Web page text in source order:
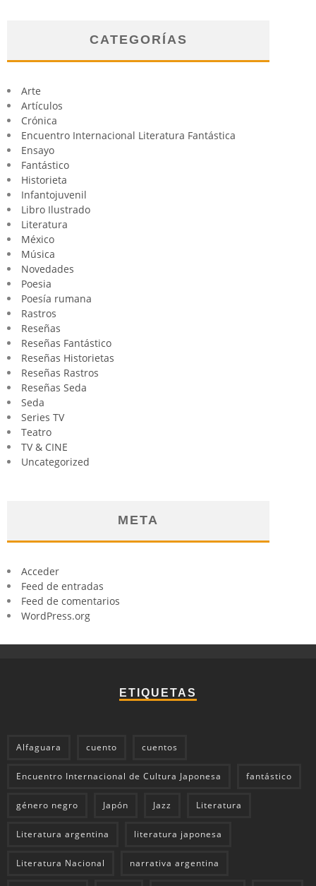
CATEGORÍAS
Arte
Artículos
Crónica
Encuentro Internacional Literatura Fantástica
Ensayo
Fantástico
Historieta
Infantojuvenil
Libro Ilustrado
Literatura
México
Música
Novedades
Poesia
Poesía rumana
Rastros
Reseñas
Reseñas Fantástico
Reseñas Historietas
Reseñas Rastros
Reseñas Seda
Seda
Series TV
Teatro
TV & CINE
Uncategorized
META
Acceder
Feed de entradas
Feed de comentarios
WordPress.org
ETIQUETAS
Alfaguara cuento cuentos
Encuentro Internacional de Cultura Japonesa fantástico
género negro Japón Jazz Literatura
Literatura argentina literatura japonesa
Literatura Nacional narrativa argentina